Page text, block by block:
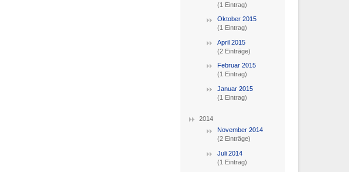
(1 Eintrag)
Oktober 2015
(1 Eintrag)
April 2015
(2 Einträge)
Februar 2015
(1 Eintrag)
Januar 2015
(1 Eintrag)
2014
November 2014
(2 Einträge)
Juli 2014
(1 Eintrag)